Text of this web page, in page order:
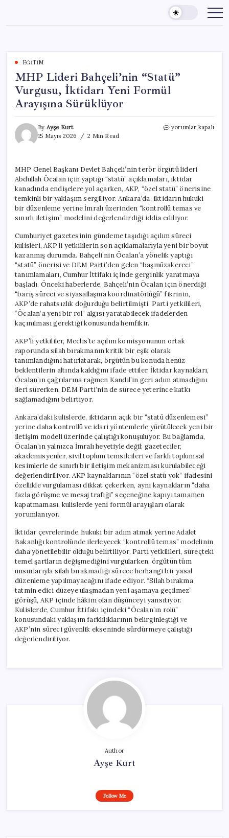
content
EĞITIM
MHP Lideri Bahçeli’nin “Statü”
Vurgusu, İktidarı Yeni Formül
Arayışına Sürüklüyor
By Ayşe Kurt
15 Mayıs 2026
2 Min Read
MHP
İktidarı
Yeni
Formül
Arayışına
Sürüklüyor
için
yorumlar kapalı
MHP Genel Başkanı Devlet Bahçeli’nin terör örgütü lideri
Abdullah Öcalan için yaptığı “statü” açıklamaları, iktidar
kanadında endişelere yol açarken, AKP, “özel statü” önerisine
temkinli bir yaklaşım sergiliyor. Ankara’da, iktidarın hukuki
bir düzenleme yerine İmralı üzerinden “kontrollü temas ve
sınırlı iletişim” modelini değerlendirdiği iddia ediliyor.
Cumhuriyet gazetesinin gündeme taşıdığı açılım süreci
kulisleri, AKP’li yetkililerin son açıklamalarıyla yeni bir boyut
kazanmış durumda. Bahçeli’nin Öcalan’a yönelik yaptığı
“statü” önerisi ve DEM Parti’den gelen “başmüzakereci”
tanımlamaları, Cumhur İttifakı içinde gerginlik yaratmaya
başladı. Önceki haberlerde, Bahçeli’nin Öcalan için önerdiği
“barış süreci ve siyasallaşma koordinatörlüğü” fikrinin,
AKP’de rahatsızlık doğurduğu belirtilmişti. Parti yetkilileri,
“Öcalan’a yeni bir rol” algısı yaratabilecek ifadelerden
kaçınılması gerektiği konusunda hemfikir.
AKP’li yetkililer, Meclis’te açılım komisyonunun ortak
raporunda silah bırakmanın kritik bir eşik olarak
tanımlandığını hatırlatarak, örgütün bu konuda henüz
beklentilerin altında kaldığını ifade ettiler. İktidar kaynakları,
Öcalan’ın çağrılarına rağmen Kandil’in geri adım atmadığını
ileri sürerken, DEM Parti’nin de sürece yeterince katkı
sağlamadığını belirtiyor.
Ankara’daki kulislerde, iktidarın açık bir “statü düzenlemesi”
yerine daha kontrollü ve idari yöntemlerle yürütülecek yeni bir
iletişim modeli üzerinde çalıştığı konuşuluyor. Bu bağlamda,
Öcalan’ın yalnızca İmralı heyetiyle değil; gazeteciler,
akademisyenler, sivil toplum temsilcileri ve farklı toplumsal
kesimlerle de sınırlı bir iletişim mekanizması kurulabileceği
değerlendiriliyor. AKP kaynaklarının “özel statü yok” ifadesini
özellikle vurgulaması dikkat çekerken, aynı kaynakların “daha
fazla görüşme ve mesaj trafiği” seçeneğine kapıyı tamamen
kapatmaması, kulislerde yeni formül arayışları olarak
yorumlanıyor.
İktidar çevrelerinde, hukuki bir adım atmak yerine Adalet
Bakanlığı kontrolünde ilerleyecek “kontrollü temas” modelinin
daha yönetilebilir olduğu belirtiliyor. Parti yetkilileri, süreçteki
temel şartların değişmediğini vurgularken, örgütün tüm
unsurlarıyla silah bırakmadığı sürece herhangi bir yasal
düzenleme yapılmayacağını ifade ediyor. “Silah bırakma
tatmin edici düzeye ulaşmadan yeni aşamaya geçilmez”
görüşü, AKP içinde hâkim olan düşünceyi yansıtıyor.
Kulislerde, Cumhur İttifakı içindeki “Öcalan’ın rolü”
konusundaki yaklaşım farklılıklarının belirginleştiği ve
AKP’nin süreci güvenlik ekseninde sürdürmeye çalıştığı
değerlendiriliyor.
Author
Ayşe Kurt
Follow Me